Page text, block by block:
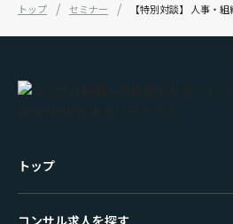
トップ セミナー 【特別対談】 人事・
トップ
コンサル求人を探す